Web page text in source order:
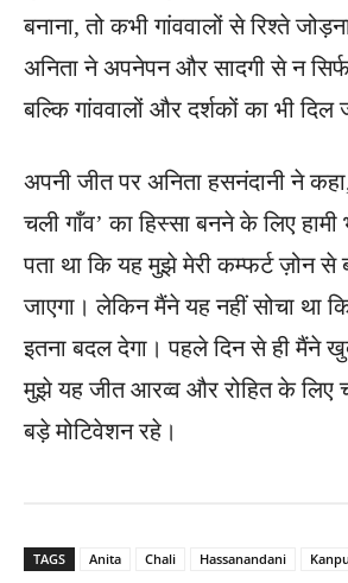
बनाना, तो कभी गांववालों से रिश्ते
अनिता ने अपनेपन और सादगी से न सिर्फ
बल्कि गांववालों और दर्शकों का भी दिल
अपनी जीत पर अनिता हसनंदानी ने
चली गाँव’ का हिस्सा बनने के लिए
पता था कि यह मुझे मेरी कम्फर्ट ज़ोन से
जाएगा। लेकिन मैंने यह नहीं सोचा था
इतना बदल देगा। पहले दिन से ही मैंने
मुझे यह जीत आरव्व और रोहित के लिए
बड़े मोटिवेशन रहे।
TAGS Anita Chali Hassanandani